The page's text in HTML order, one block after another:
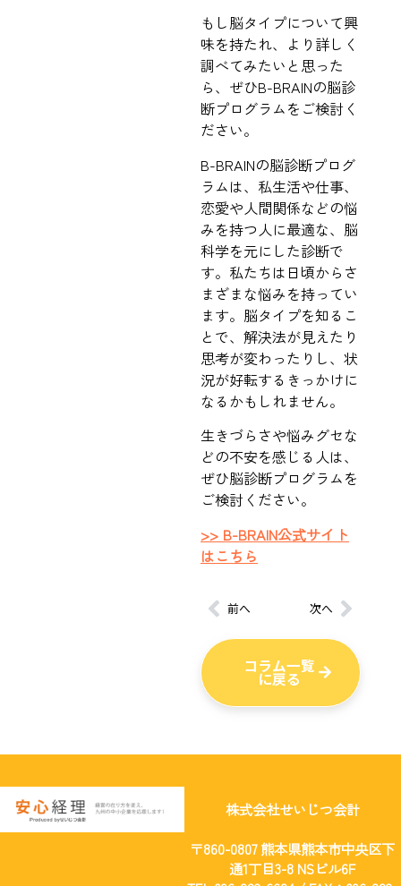
もし脳タイプについて興
味を持たれ、より詳しく
調べてみたいと思った
ら、ぜひB-BRAINの脳診
断プログラムをご検討く
ださい。
B-BRAINの脳診断プログ
ラムは、私生活や仕事、
恋愛や人間関係などの悩
みを持つ人に最適な、脳
科学を元にした診断で
す。私たちは日頃からさ
まざまな悩みを持ってい
ます。脳タイプを知るこ
とで、解決法が見えたり
思考が変わったりし、状
況が好転するきっかけに
なるかもしれません。
生きづらさや悩みグセな
どの不安を感じる人は、
ぜひ脳診断プログラムを
ご検討ください。
>> B-BRAIN公式サイト
はこちら
前へ 次へ
コラム一覧
に戻る
株式会社せいじつ会計
〒860-0807 熊本県熊本市中央区下
通1丁目3-8 NSビル6F